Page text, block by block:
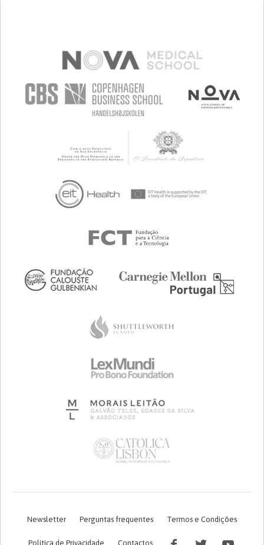
Newsletter Perguntas frequentes Termos e Condições
Política de Privacidade Contactos